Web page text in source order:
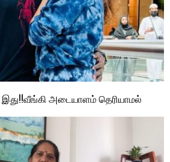
இது!!வீங்கி அடையாளம் தெரியாமல்